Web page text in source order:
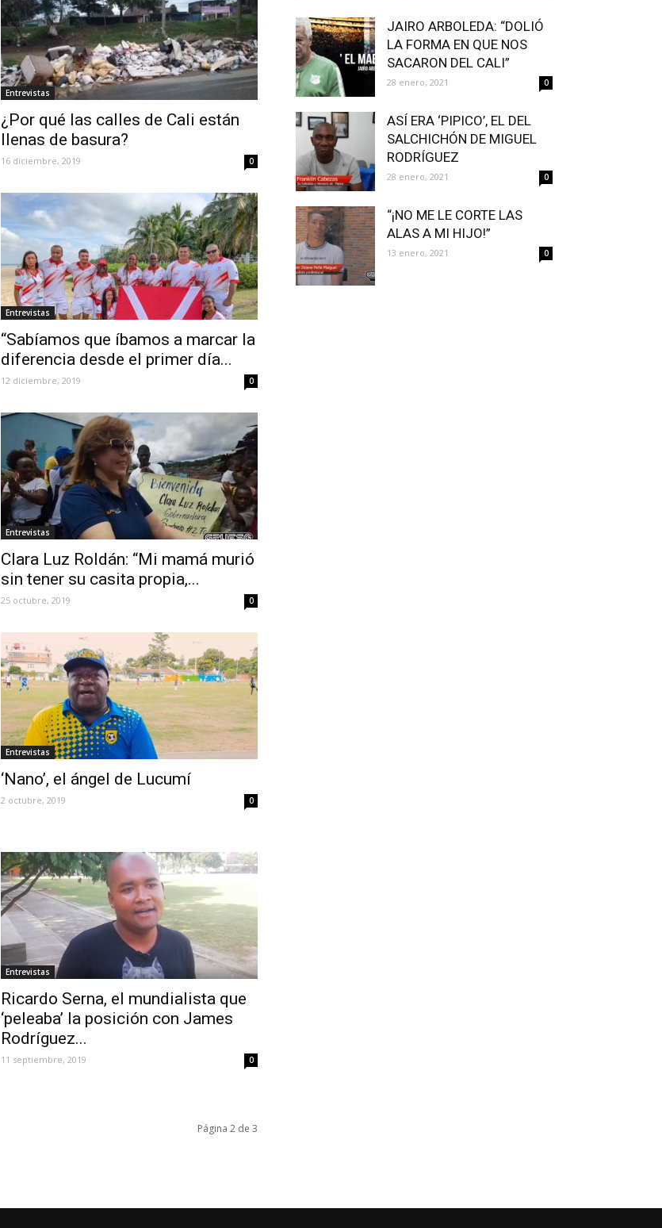
Entrevistas
¿Por qué las calles de Cali están
llenas de basura?
16 diciembre, 2019 0
Entrevistas
“Sabíamos que íbamos a marcar la
diferencia desde el primer día...
12 diciembre, 2019 0
Entrevistas
Clara Luz Roldán: “Mi mamá murió
sin tener su casita propia,...
25 octubre, 2019 0
Entrevistas
‘Nano’, el ángel de Lucumí
2 octubre, 2019 0
Entrevistas
Ricardo Serna, el mundialista que
‘peleaba’ la posición con James
Rodríguez...
11 septiembre, 2019 0
Página 2 de 3
JAIRO ARBOLEDA: “DOLIÓ
LA FORMA EN QUE NOS
SACARON DEL CALI”
28 enero, 2021 0
ASÍ ERA ‘PIPICO’, EL DEL
SALCHICHÓN DE MIGUEL
RODRÍGUEZ
28 enero, 2021 0
“¡NO ME LE CORTE LAS
ALAS A MI HIJO!”
13 enero, 2021 0